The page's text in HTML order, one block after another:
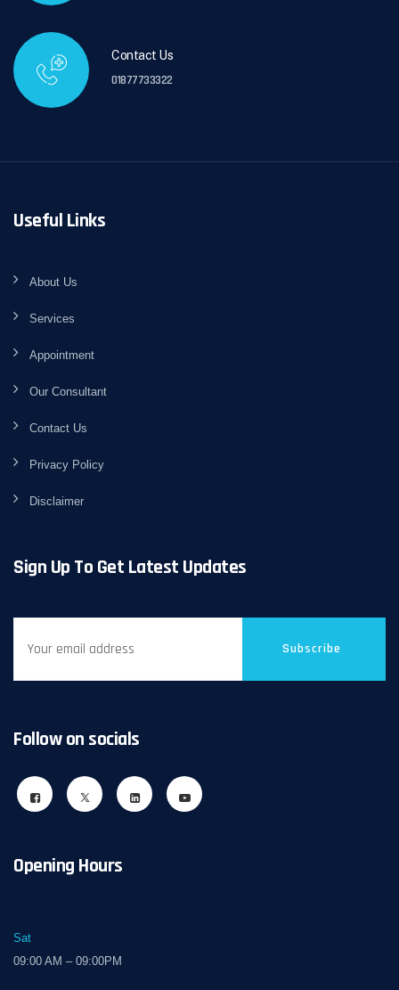
Contact Us
01877733322
Useful Links
About Us
Services
Appointment
Our Consultant
Contact Us
Privacy Policy
Disclaimer
Sign Up To Get Latest Updates
Subscribe
Follow on socials
Opening Hours
Sat
09:00 AM – 09:00PM